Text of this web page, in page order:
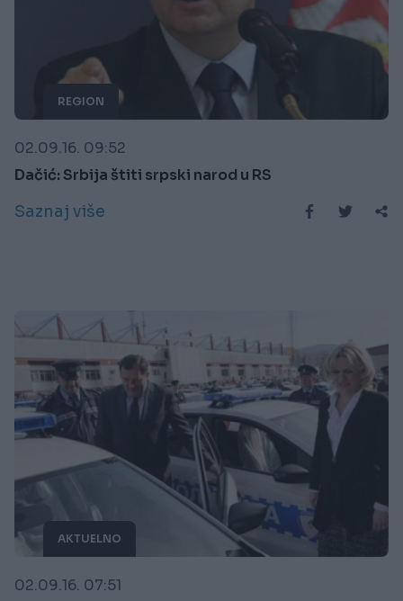
REGION
02.09.16. 09:52
Dačić: Srbija štiti srpski narod u RS
Saznaj više
AKTUELNO
02.09.16. 07:51